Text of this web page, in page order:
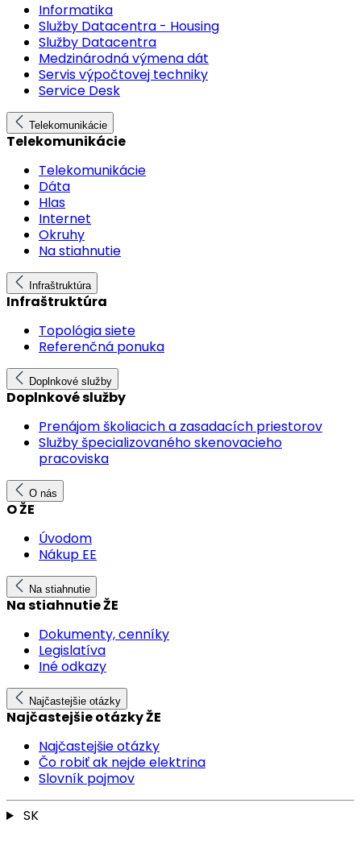
Informatika
Služby Datacentra - Housing
Služby Datacentra
Medzinárodná výmena dát
Servis výpočtovej techniky
Service Desk
Telekomunikácie
Telekomunikácie
Telekomunikácie
Dáta
Hlas
Internet
Okruhy
Na stiahnutie
Infraštruktúra
Infraštruktúra
Topológia siete
Referenčná ponuka
Doplnkové služby
Doplnkové služby
Prenájom školiacich a zasadacích priestorov
Služby špecializovaného skenovacieho
pracoviska
O nás
O ŽE
Úvodom
Nákup EE
Na stiahnutie
Na stiahnutie ŽE
Dokumenty, cenníky
Legislatíva
Iné odkazy
Najčastejšie otázky
Najčastejšie otázky ŽE
Najčastejšie otázky
Čo robiť ak nejde elektrina
Slovník pojmov
SK